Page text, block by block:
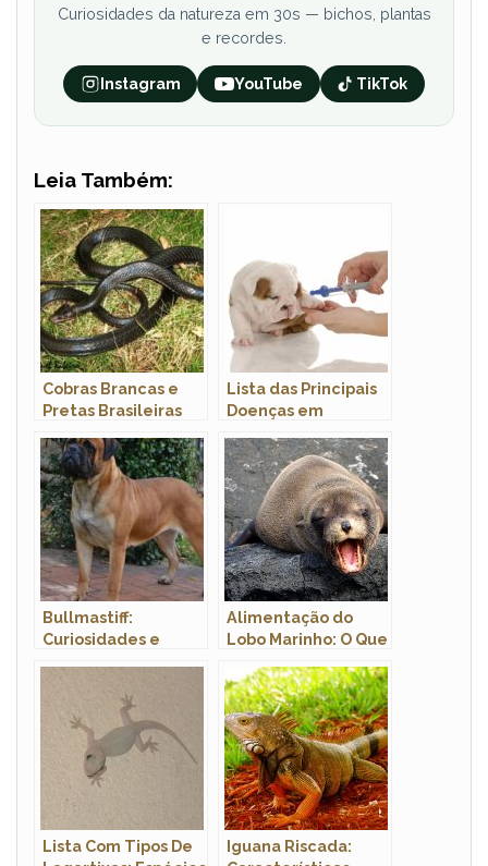
Curiosidades da natureza em 30s — bichos, plantas
e recordes.
Instagram YouTube TikTok
Leia Também:
Cobras Brancas e
Pretas Brasileiras
Lista das Principais
Doenças em
e Tratamento
Bullmastiff:
Curiosidades e
Alimentação do
Lobo Marinho: O Que
Lista Com Tipos De
Iguana Riscada: